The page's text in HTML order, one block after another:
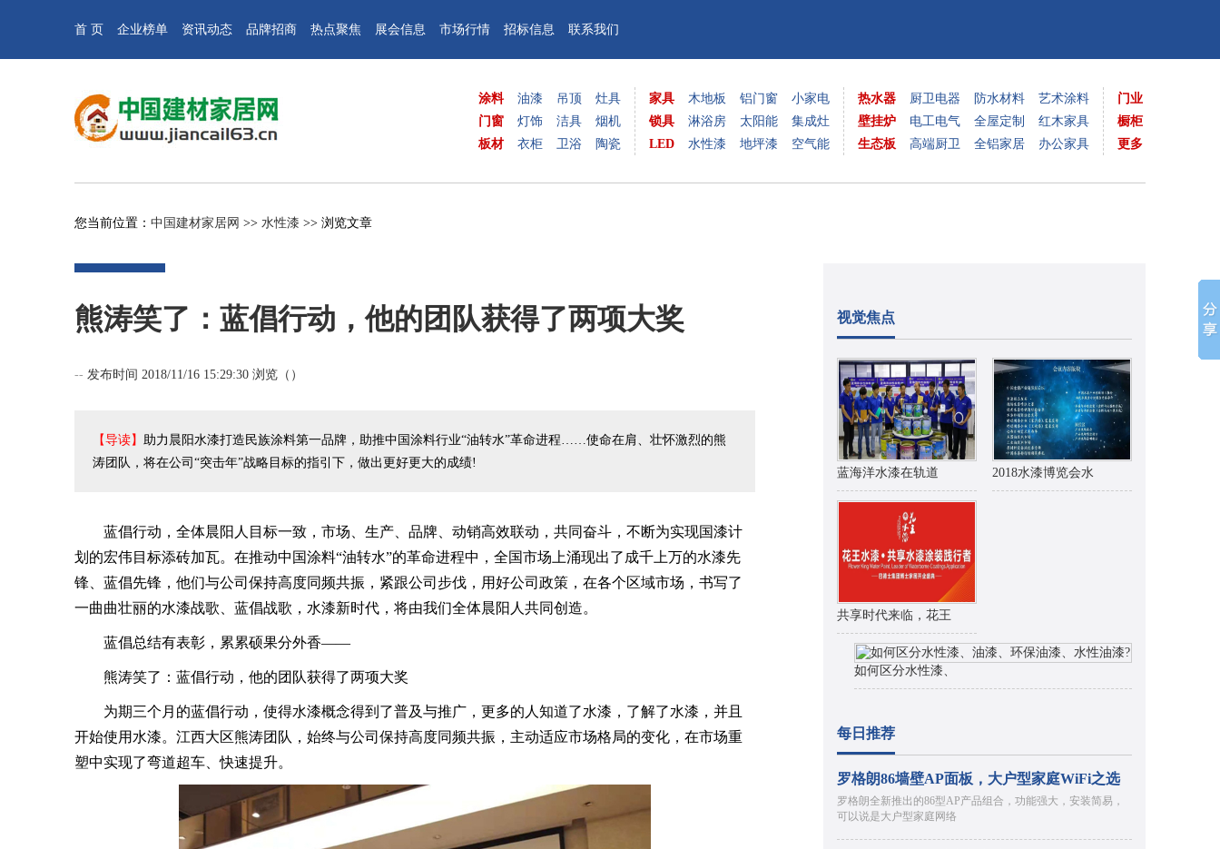
首 页 企业榜单 资讯动态 品牌招商 热点聚焦 展会信息 市场行情 招标信息 联系我们
涂料
门窗
板材
油漆
灯饰
衣柜
吊顶
洁具
卫浴
灶具
烟机
陶瓷
家具
锁具
LED
木地板
淋浴房
水性漆
铝门窗
太阳能
地坪漆
小家电
集成灶
空气能
热水器
壁挂炉
生态板
厨卫电器
电工电气
高端厨卫
防水材料
全屋定制
全铝家居
艺术涂料
红木家具
办公家具
门业
橱柜
更多
您当前位置： 中国建材家居网 >> 水性漆 >> 浏览文章
熊涛笑了：蓝倡行动，他的团队获得了两项大奖
-- 发布时间 2018/11/16 15:29:30 浏览（ ）
【导读】 助力晨阳水漆打造民族涂料第一品牌，助推中国涂料行业“油转水”革命进程……使命在肩、壮怀激烈的熊
涛团队，将在公司“突击年”战略目标的指引下，做出更好更大的成绩!
蓝倡行动，全体晨阳人目标一致，市场、生产、品牌、动销高效联动，共同奋斗，不断为实现国漆计
划的宏伟目标添砖加瓦。在推动中国涂料“油转水”的革命进程中，全国市场上涌现出了成千上万的水漆先
锋、蓝倡先锋，他们与公司保持高度同频共振，紧跟公司步伐，用好公司政策，在各个区域市场，书写了
一曲曲壮丽的水漆战歌、蓝倡战歌，水漆新时代，将由我们全体晨阳人共同创造。
蓝倡总结有表彰，累累硕果分外香——
熊涛笑了：蓝倡行动，他的团队获得了两项大奖
为期三个月的蓝倡行动，使得水漆概念得到了普及与推广，更多的人知道了水漆，了解了水漆，并且
开始使用水漆。江西大区熊涛团队，始终与公司保持高度同频共振，主动适应市场格局的变化，在市场重
塑中实现了弯道超车、快速提升。
视觉焦点
蓝海洋水漆在轨道 2018水漆博览会水
共享时代来临，花王
如何区分水性漆、
每日推荐
罗格朗86墙壁AP面板，大户型家庭WiFi之选
罗格朗全新推出的86型AP产品组合，功能强大，安装简易，
可以说是大户型家庭网络